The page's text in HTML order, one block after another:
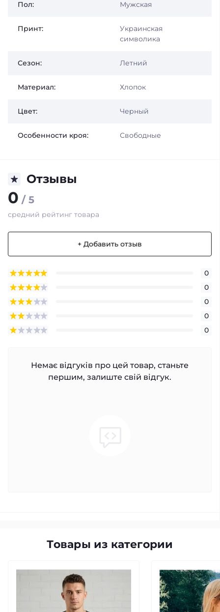
Пол: Мужская
Принт:
Украинская
символика
Сезон: Летний
Материал: Хлопок
Цвет: Черный
Особенности кроя: Свободные
Отзывы
0 / 5
средний рейтинг товара
+ Добавить отзыв
0
0
0
0
0
Немає відгуків про цей товар, станьте
першим, залиште свій відгук.
Товары из категории